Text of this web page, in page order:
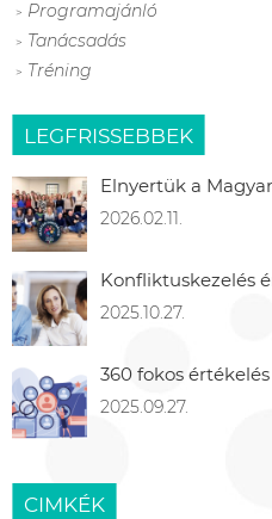
Programajánló
Tanácsadás
Tréning
LEGFRISSEBBEK
Elnyertük a
2026.02.11.
Konfliktuskezelés
2025.10.27.
360 fokos értékelés
2025.09.27.
CIMKÉK